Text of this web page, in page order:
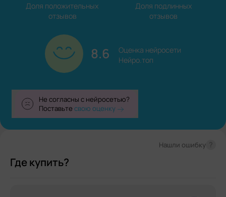
Доля положительных
отзывов
Доля подлинных
отзывов
8.6
Оценка нейросети
Нейро.топ
Не согласны с нейросетью?
Поставьтесвою оценку
Где купить?
Нашли ошибку